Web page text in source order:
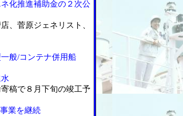
化推進補助金の２次公
、菅原ジェネリスト、
般/コンテナ併用船
稿で８月下旬の竣工予
業を継続